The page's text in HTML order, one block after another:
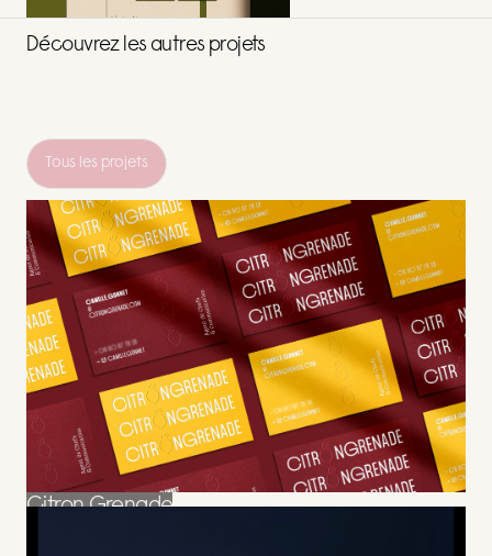
Découvrez les autres projets
Tous les projets
Citron Grenade